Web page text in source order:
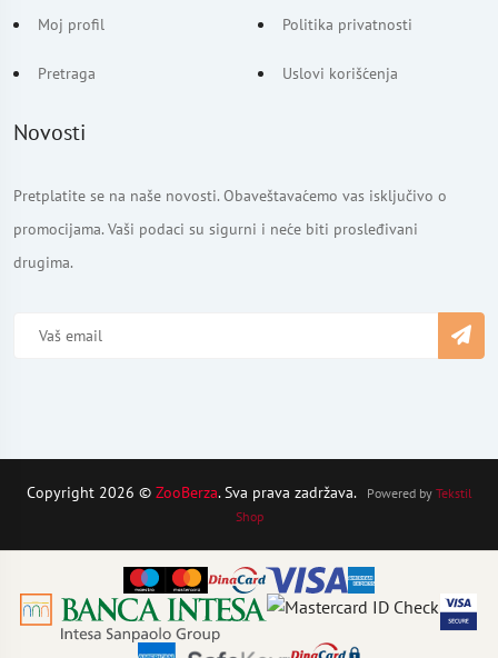
Moj profil
Pretraga
Politika privatnosti
Uslovi korišćenja
Novosti
Pretplatite se na naše novosti. Obaveštavaćemo vas isključivo o
promocijama. Vaši podaci su sigurni i neće biti prosleđivani
drugima.
Copyright 2026 © ZooBerza. Sva prava zadržava. Powered by Tekstil
Shop